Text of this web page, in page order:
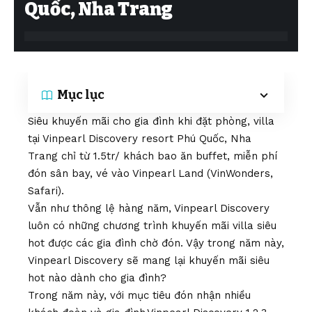
Quốc, Nha Trang
Mục lục
Siêu khuyến mãi cho gia đình khi đặt phòng, villa
tại Vinpearl Discovery resort Phú Quốc, Nha
Trang chỉ từ 1.5tr/ khách bao ăn buffet, miễn phí
đón sân bay, vé vào Vinpearl Land (VinWonders,
Safari).
Vẫn như thông lệ hàng năm, Vinpearl Discovery
luôn có những chương trình khuyến mãi villa siêu
hot được các gia đình chờ đón. Vậy trong năm này,
Vinpearl Discovery sẽ mang lại khuyến mãi siêu
hot nào dành cho gia đình?
Trong năm này, với mục tiêu đón nhận nhiều